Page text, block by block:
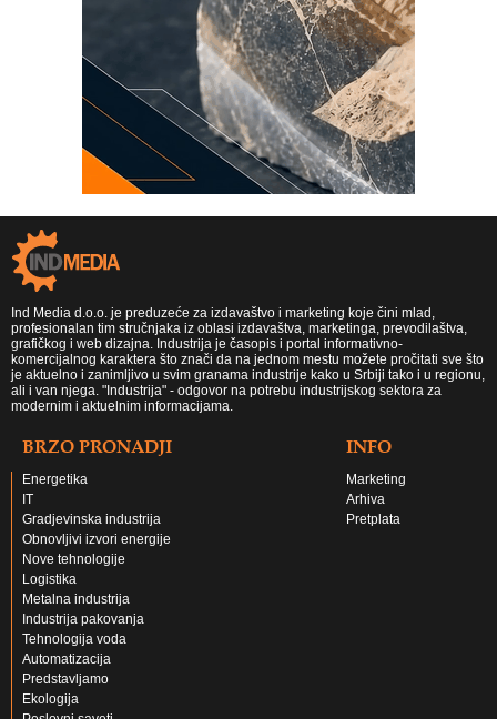
Ind Media d.o.o. je preduzeće za izdavaštvo i marketing koje čini mlad,
profesionalan tim stručnjaka iz oblasi izdavaštva, marketinga, prevodilaštva,
grafičkog i web dizajna. Industrija je časopis i portal informativno-
komercijalnog karaktera što znači da na jednom mestu možete pročitati sve što
je aktuelno i zanimljivo u svim granama industrije kako u Srbiji tako i u regionu,
ali i van njega. "Industrija" - odgovor na potrebu industrijskog sektora za
modernim i aktuelnim informacijama.
BRZO PRONADJI
Energetika
IT
Gradjevinska industrija
Obnovljivi izvori energije
Nove tehnologije
Logistika
Metalna industrija
Industrija pakovanja
Tehnologija voda
Automatizacija
Predstavljamo
Ekologija
INFO
Marketing
Arhiva
Pretplata